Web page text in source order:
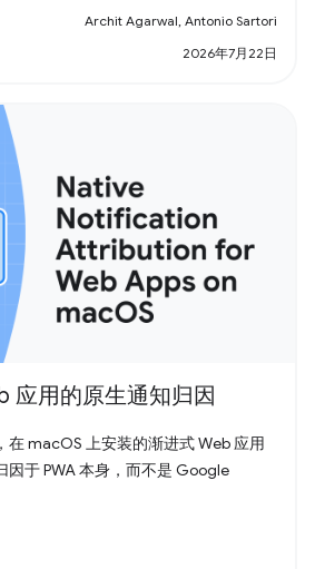
Archit Agarwal, Antonio Sartori
2026年7月22日
应用的原生通知归因
在 macOS 上安装的渐进式 Web 应用
因于 PWA 本身，而不是 Google